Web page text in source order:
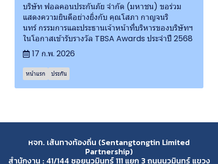
บริษัท ฟอลคอนประกันภัย จำกัด (มหาชน) ขอร่วม
แสดงความยินดีอย่างยิ่งกับ คุณโสภา กาญจนริ
นทร์ กรรมการและประธานเจ้าหน้าที่บริหารของบริษัทฯ
ในโอกาสเข้ารับรางวัล TBSA Awards ประจำปี 2568
17 ก.พ. 2026
หน้าแรก ประกัน
หจก. เส้นทางท้องถิ่น (Sentangtongtin Limited
Partnership)
สำนักงาน : 41/144 ซอยนวมินทร์ 111 แยก 3 ถนนนวมินทร์ แขวง